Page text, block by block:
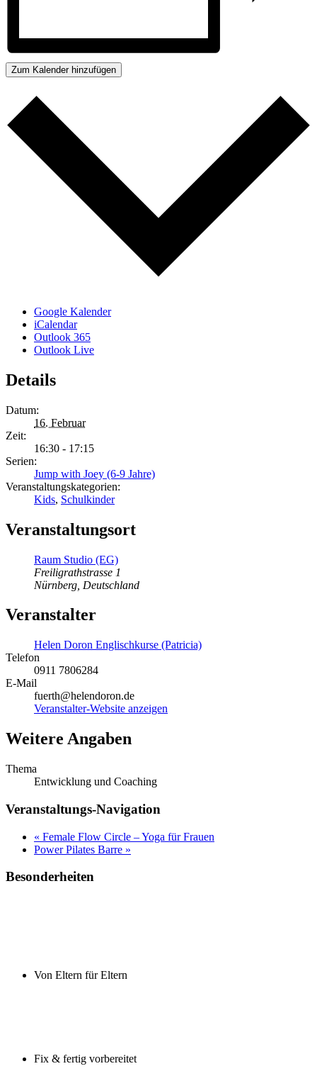
Zum Kalender hinzufügen
Google Kalender
iCalendar
Outlook 365
Outlook Live
Details
Datum:
16. Februar
Zeit:
16:30 - 17:15
Serien:
Jump with Joey (6-9 Jahre)
Veranstaltungskategorien:
Kids, Schulkinder
Veranstaltungsort
Raum Studio (EG)
Freiligrathstrasse 1
Nürnberg Deutschland
Veranstalter
Helen Doron Englischkurse (Patricia)
Telefon
0911 7806284
E-Mail
fuerth@helendoron.de
Veranstalter-Website anzeigen
Weitere Angaben
Thema
Entwicklung und Coaching
Veranstaltungs-Navigation
« Female Flow Circle – Yoga für Frauen
Power Pilates Barre »
Besonderheiten
Von Eltern für Eltern
Fix & fertig vorbereitet